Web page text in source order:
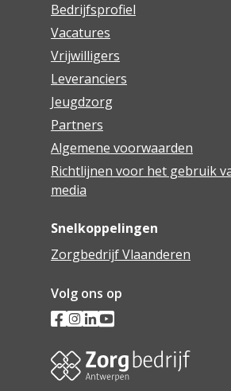
Bedrijfsprofiel
Vacatures
Vrijwilligers
Leveranciers
Jeugdzorg
Partners
Algemene voorwaarden
Richtlijnen voor het gebruik
media
Snelkoppelingen
Zorgbedrijf Vlaanderen
Volg ons op